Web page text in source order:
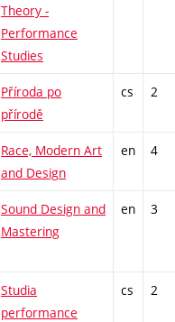
Theory -
Performance
Studies
Příroda po
přírodě
cs 2
Race, Modern Art
and Design
en 4
Sound Design and
Mastering
en 3
Studia
performance
cs 2